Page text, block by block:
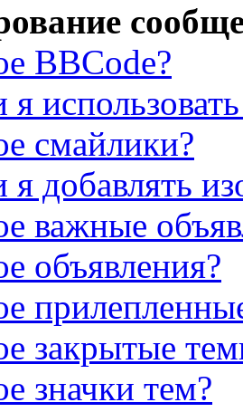
BBCode?
смайлики?
добавлять
важные
объявления?
закрытые
значки тем?